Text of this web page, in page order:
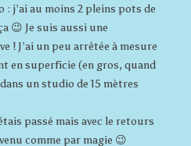
: j’ai au moins 2 pleins pots de
😉 Je suis aussi une
! J’ai un peu arrêtée à mesure
en superficie (en gros, quand
un studio de 15 mètres
passé mais avec le retours
comme par magie 😉